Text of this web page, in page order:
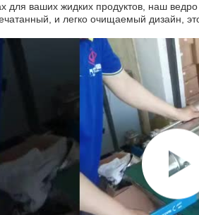
для ваших жидких продуктов, наш
и легко очищаемый дизайн,